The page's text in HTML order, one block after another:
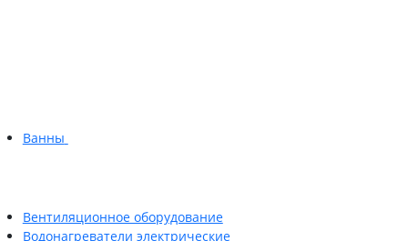
Ванны
Вентиляционное оборудование
Водонагреватели электрические